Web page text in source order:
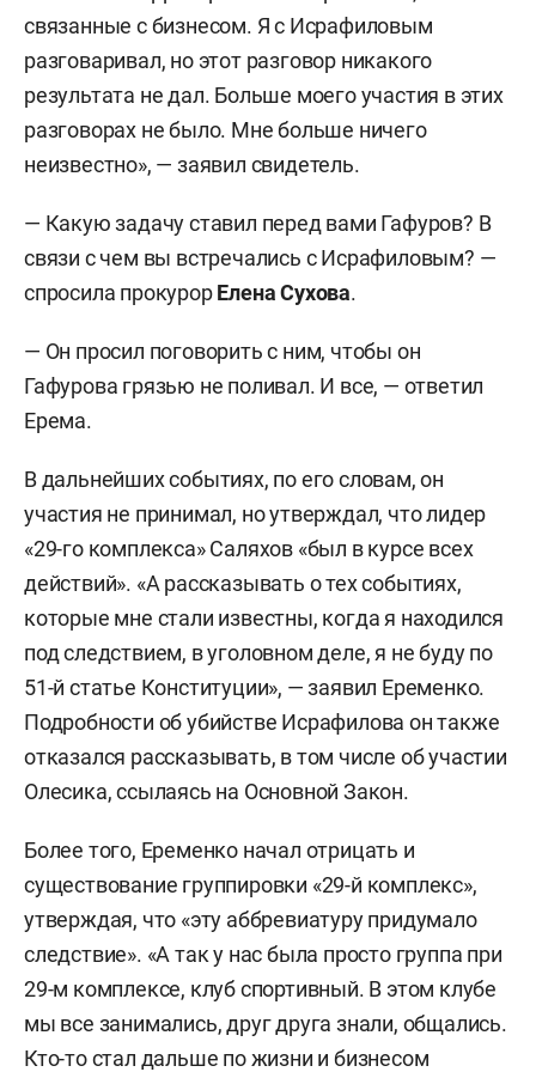
связанные с бизнесом. Я с Исрафиловым
разговаривал, но этот разговор никакого
результата не дал. Больше моего участия в этих
разговорах не было. Мне больше ничего
неизвестно», — заявил свидетель.
— Какую задачу ставил перед вами Гафуров? В
связи с чем вы встречались с Исрафиловым? —
спросила прокурорЕлена Сухова.
— Он просил поговорить с ним, чтобы он
Гафурова грязью не поливал. И все, — ответил
Ерема.
В дальнейших событиях, по его словам, он
участия не принимал, но утверждал, что лидер
«29-го комплекса» Саляхов «был в курсе всех
действий». «А рассказывать о тех событиях,
которые мне стали известны, когда я находился
под следствием, в уголовном деле, я не буду по
51-й статье Конституции», — заявил Еременко.
Подробности об убийстве Исрафилова он также
отказался рассказывать, в том числе об участии
Олесика, ссылаясь на Основной Закон.
Более того, Еременко начал отрицать и
существование группировки «29-й комплекс»,
утверждая, что «эту аббревиатуру придумало
следствие». «А так у нас была просто группа при
29-м комплексе, клуб спортивный. В этом клубе
мы все занимались, друг друга знали, общались.
Кто-то стал дальше по жизни и бизнесом